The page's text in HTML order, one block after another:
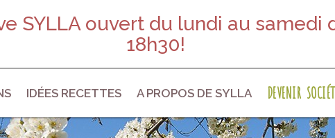
SYLLA ouvert du lundi au samedi
18h30!
IDÉES RECETTES A PROPOS DE SYLLA DEVENIR